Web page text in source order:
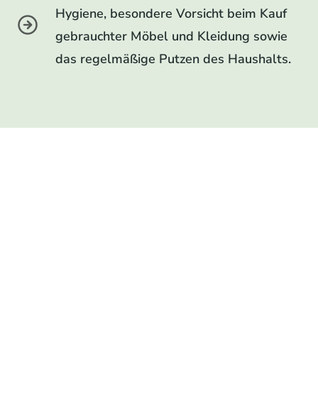
Hygiene, besondere Vorsicht beim Kauf
gebrauchter Möbel und Kleidung sowie
das regelmäßige Putzen des Haushalts.